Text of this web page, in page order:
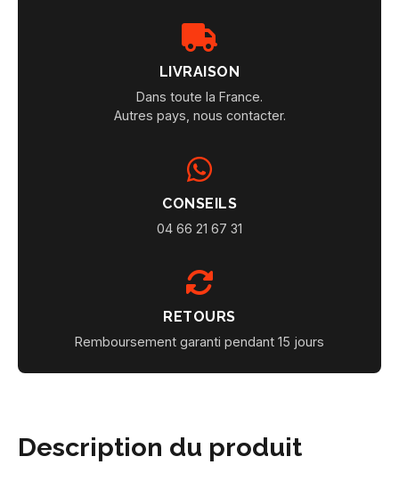
LIVRAISON
Dans toute la France.
Autres pays, nous contacter.
CONSEILS
04 66 21 67 31
RETOURS
Remboursement garanti pendant 15 jours
Description du produit